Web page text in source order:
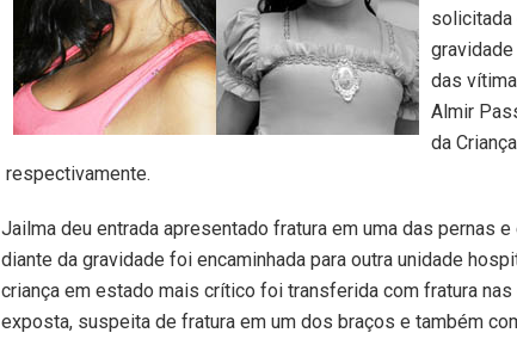
solicitada
das
Almir
da
respectivamente.
Jailma deu entrada apresentado fratura em uma das pernas
diante da gravidade foi encaminhada para outra unidade
criança em estado mais crítico foi transferida com fratura nas
exposta, suspeita de fratura em um dos braços e também